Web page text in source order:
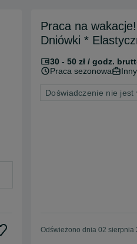
Praca na
Dniówki *
30 - 50 zł / godz.
Praca sezonowa
Doświadczenie nie jest
Odświeżono dnia 02 sierpnia